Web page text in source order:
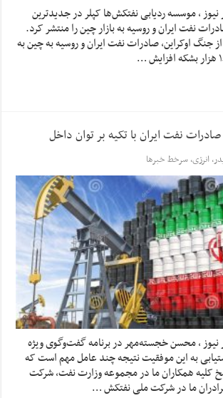
، موسسه ردیابی نفتکش‌ها کپلر در جدیدترین
نفت ایران و روسیه به بازار چین را منتشر کرد.
طبق این گزارش، ‏بعد از جنگ اوکراین، ‎صادرات نفت ایران و روسیه به چین به
,انرژی,سرخط خبرها
، محسن خجسته‌مهر در برنامه گفت‌وگوی ویژه
به این موفقیت نتیجه چند عامل مهم است که
کلیه همکاران ما در مجموعه وزارت نفت، شرکت
ما در شرکت ملی نفتکش …